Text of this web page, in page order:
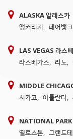
ALASKA 알래스카
앵커리지, 페어뱅
LAS VEGAS 라스
라스베가스, 리노,
MIDDLE
시카고, 아틀란타,
NATIONAL PARK
옐로스톤, 그랜드